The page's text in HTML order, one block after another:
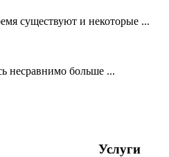
существуют и некоторые ...
несравнимо больше ...
Услуги